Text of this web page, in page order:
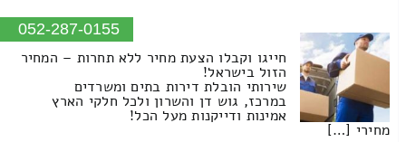
052-287-0155
חייגו וקבלו הצעת מחיר ללא תחרות – המחיר
הזול בישראל!
שירותי הובלת דירות בתים ומשרדים
במרכז, גוש דן והשרון ולכל חלקי הארץ
אמינות ודייקנות מעל הכל!
מחירי […]